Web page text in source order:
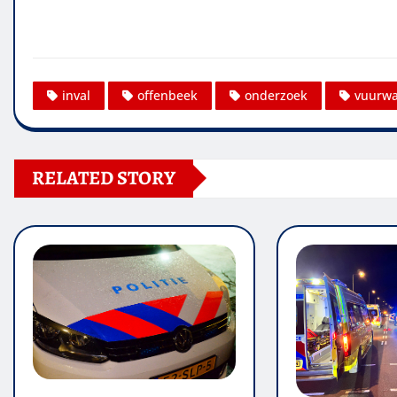
inval offenbeek onderzoek
RELATED STORY